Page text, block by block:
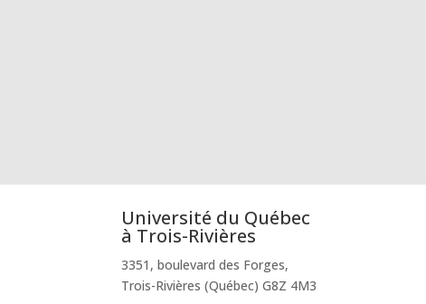
Université du Québec
à Trois-Rivières
3351, boulevard des Forges,
Trois-Rivières (Québec) G8Z 4M3